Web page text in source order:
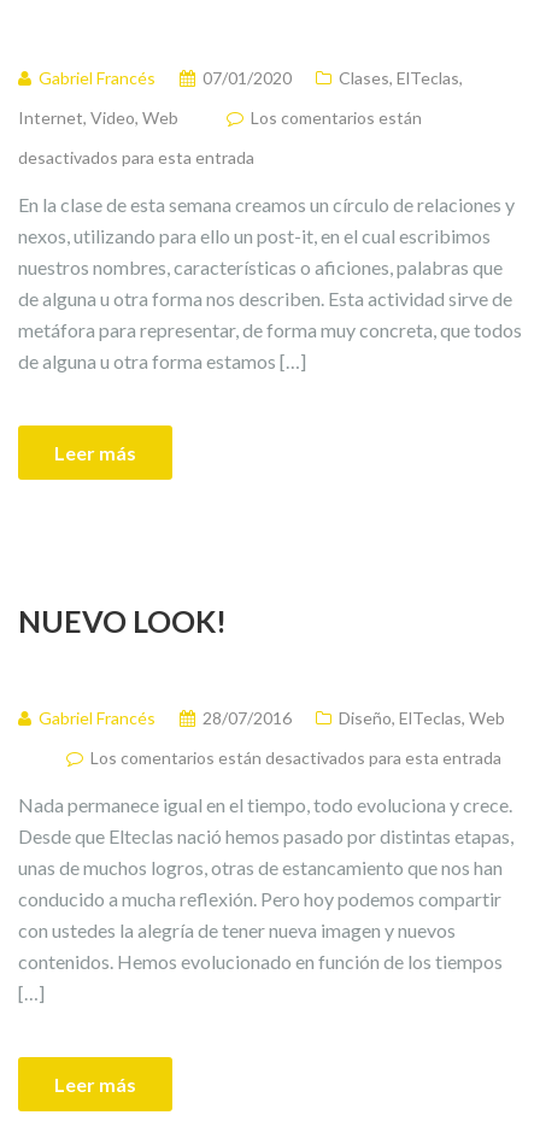
Gabriel Francés 07/01/2020 Clases, ElTeclas,
Internet, Video, Web
Los comentarios están
desactivados para esta entrada
En la clase de esta semana creamos un círculo de relaciones y
nexos, utilizando para ello un post-it, en el cual escribimos
nuestros nombres, características o aficiones, palabras que
de alguna u otra forma nos describen. Esta actividad sirve de
metáfora para representar, de forma muy concreta, que todos
de alguna u otra forma estamos […]
Leer más
NUEVO LOOK!
Gabriel Francés 28/07/2016 Diseño, ElTeclas, Web
Los comentarios están desactivados para esta entrada
Nada permanece igual en el tiempo, todo evoluciona y crece.
Desde que Elteclas nació hemos pasado por distintas etapas,
unas de muchos logros, otras de estancamiento que nos han
conducido a mucha reflexión. Pero hoy podemos compartir
con ustedes la alegría de tener nueva imagen y nuevos
contenidos. Hemos evolucionado en función de los tiempos
[…]
Leer más